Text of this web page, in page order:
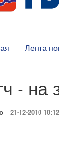
Лента
- на
21-12-2010 10:12